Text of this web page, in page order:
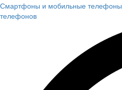
Смартфоны и мобильные телефоны
телефонов